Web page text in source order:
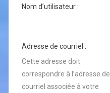
Nom d’utilisateur :
Adresse de courriel :
Cette adresse doit
correspondre à l’adresse de
courriel associée à votre